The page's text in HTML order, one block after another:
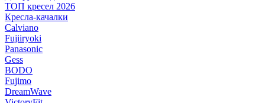
ТОП кресел 2026
Кресла-качалки
Calviano
Fujiiryoki
Panasonic
Gess
BODO
Fujimo
DreamWave